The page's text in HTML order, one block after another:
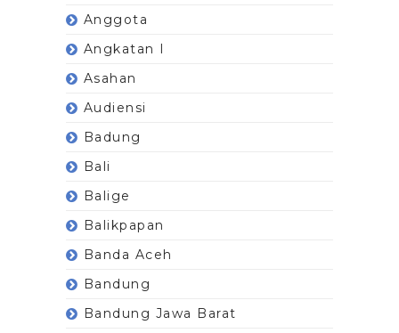
Anggota
Angkatan I
Asahan
Audiensi
Badung
Bali
Balige
Balikpapan
Banda Aceh
Bandung
Bandung Jawa Barat